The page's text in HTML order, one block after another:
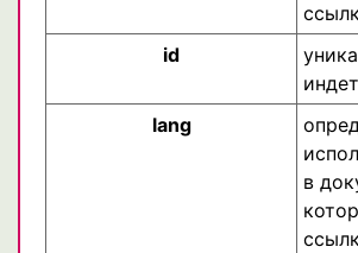
id
lang
в